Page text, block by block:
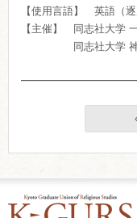
【使用言語】 英語（逐
【主催】 同志社大学
同志社大学 神学